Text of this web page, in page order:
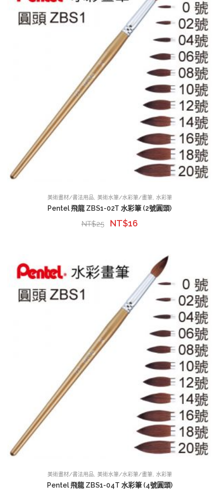
美術畫材/書法用品 美術水筆/水彩筆/畫筆, 水彩筆
Pentel 飛龍 ZBS1-02T 水彩筆 (2號圓頭)
NT$25 NT$16
美術畫材/書法用品 美術水筆/水彩筆/畫筆, 水彩筆
Pentel 飛龍 ZBS1-04T 水彩筆 (4號圓頭)